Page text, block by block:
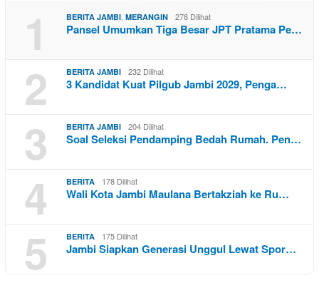
1 BERITA JAMBI MERANGIN 278 Dilihat
Pansel Umumkan Tiga Besar JPT Pratama Pe…
2 BERITA JAMBI 232 Dilihat
3 Kandidat Kuat Pilgub Jambi 2029, Penga…
3 BERITA JAMBI 204 Dilihat
Soal Seleksi Pendamping Bedah Rumah. Pen…
4 BERITA 178 Dilihat
Wali Kota Jambi Maulana Bertakziah ke Ru…
5 BERITA 175 Dilihat
Jambi Siapkan Generasi Unggul Lewat Spor…